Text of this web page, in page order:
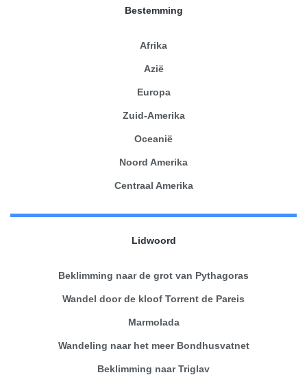
Bestemming
Afrika
Azië
Europa
Zuid-Amerika
Oceanië
Noord Amerika
Centraal Amerika
Lidwoord
Beklimming naar de grot van Pythagoras
Wandel door de kloof Torrent de Pareis
Marmolada
Wandeling naar het meer Bondhusvatnet
Beklimming naar Triglav